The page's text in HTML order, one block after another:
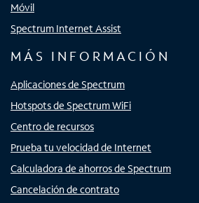
Móvil
Spectrum Internet Assist
MÁS INFORMACIÓN
Aplicaciones de Spectrum
Hotspots de Spectrum WiFi
Centro de recursos
Prueba tu velocidad de Internet
Calculadora de ahorros de Spectrum
Cancelación de contrato